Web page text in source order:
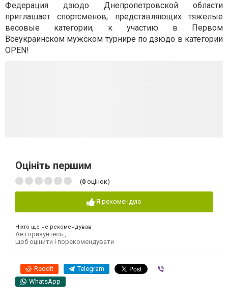
Федерация дзюдо Днепропетровской области
приглашает спортсменов, представляющих тяжелые
весовые категории, к участию в Первом
Всеукраинском мужском турнире по дзюдо в категории
OPEN!
Оцініть першим
(0 оцінок)
Я рекомендую
Ніхто ще не рекомендував
Авторизуйтесь
щоб оцінити і порекомендувати
Reddit Telegram
WhatsApp